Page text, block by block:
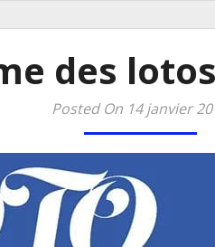
des
Posted On 14 janvier